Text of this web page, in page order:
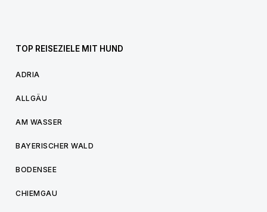
TOP REISEZIELE MIT HUND
ADRIA
ALLGÄU
AM WASSER
BAYERISCHER WALD
BODENSEE
CHIEMGAU